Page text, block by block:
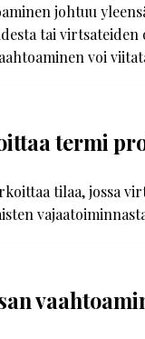
johtuu
tai
voi
termi
tilaa, jossa